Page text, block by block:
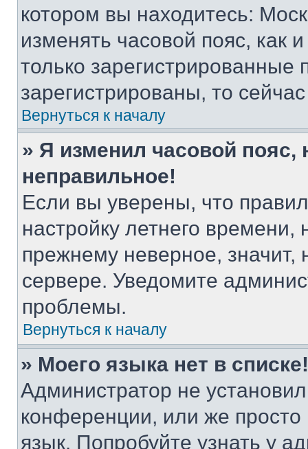
котором вы находитесь:
изменять часовой пояс, как
только
зарегистрированы, то
Вернуться к началу
» Я изменил часовой пояс,
неправильное!
Если вы уверены, что
настройку летнего
прежнему неверное, значит,
сервере. Уведомите
проблемы.
Вернуться к началу
» Моего языка нет в списке!
Администратор не
конференции, или же
язык. Попробуйте узнать у